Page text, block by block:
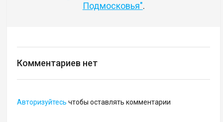
Подмосковья".
Комментариев нет
Авторизуйтесь чтобы оставлять комментарии